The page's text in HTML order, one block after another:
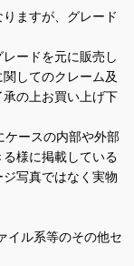
ますが、グレード
ードを元に販売し
してのクレーム及
の上お買い上げ下
ケースの内部や外部
様に掲載している
写真ではなく実物
イル系等のその他セ